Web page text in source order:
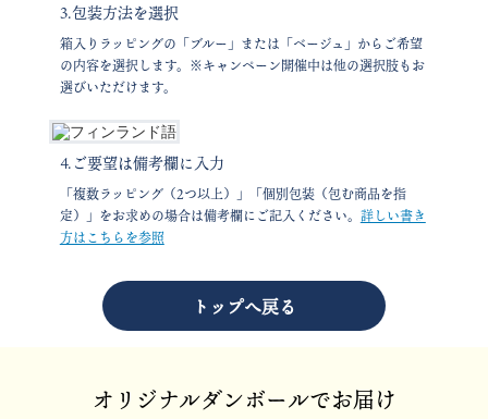
3.包装方法を選択
箱入りラッピングの「ブルー」または「ベージュ」からご希望
の内容を選択します。※キャンペーン開催中は他の選択肢もお
選びいただけます。
4.ご要望は備考欄に入力
「複数ラッピング（2つ以上）」「個別包装（包む商品を指
定）」をお求めの場合は備考欄にご記入ください。 詳しい書き
方はこちらを参照
トップへ戻る
オリジナルダンボールでお届け